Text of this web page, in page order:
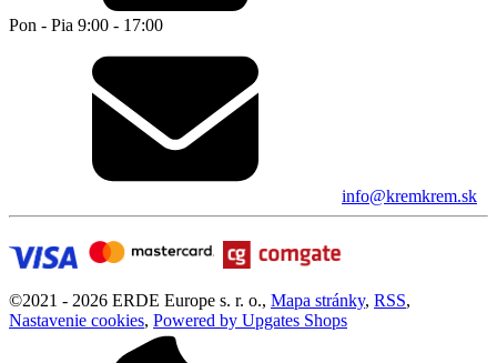
Pon - Pia 9:00 - 17:00
info@kremkrem.sk
©2021 - 2026 ERDE Europe s. r. o., Mapa stránky, RSS,
Nastavenie cookies, Powered by Upgates Shops